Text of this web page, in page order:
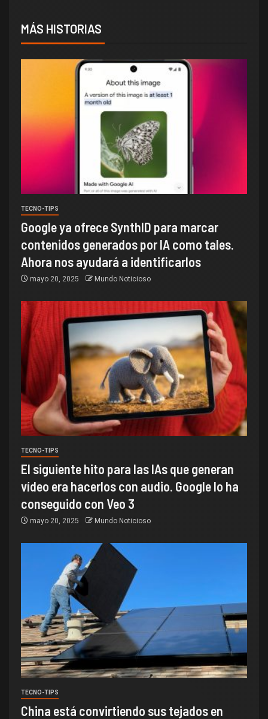
MÁS HISTORIAS
TECNO-TIPS
Google ya ofrece SynthID para marcar
contenidos generados por IA como tales.
Ahora nos ayudará a identificarlos
mayo 20, 2025 Mundo Noticioso
TECNO-TIPS
El siguiente hito para las IAs que generan
vídeo era hacerlos con audio. Google lo ha
conseguido con Veo 3
mayo 20, 2025 Mundo Noticioso
TECNO-TIPS
China está convirtiendo sus tejados en